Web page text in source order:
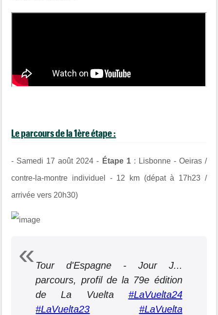
Le parcours de la 1ère étape :
- Samedi 17 août 2024 - Étape 1: Lisbonne - Oeiras /
contre-la-montre individuel - 12 km (dépat à 17h23 /
arrivée vers 20h30)
Tour d'Espagne - Jour J...
parcours, profil de la 79e édition
de La Vuelta #LaVuelta24
#LaVuelta23
#LaVuelta